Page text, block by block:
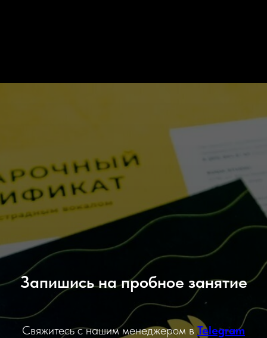
Запишись на пробное занятие
Свяжитесь с нашим менеджером в Telegram